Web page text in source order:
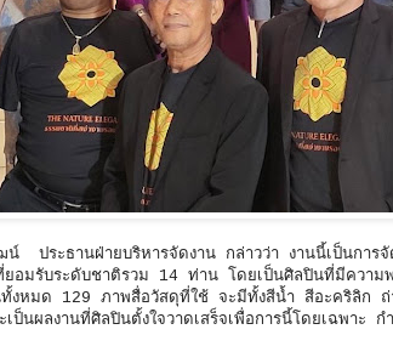
ประธานฝ่ายบริหารจัดงาน กล่าวว่า งานนี้เป็นการจั
อมรับระดับชาติรวม 14 ท่าน โดยเป็นศิลปินที่มีความ
งหมด 129 ภาพสื่อวัสดุที่ใช้ จะมีทั้งสีน้ำ สีอะคริลิก
ป็นผลงานที่ศิลปินตั้งใจวาดเสร็จเพื่อการนี้โดยเฉพ